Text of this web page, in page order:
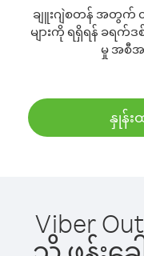
ချူးဂျဲစတန် အတွက်
များကို ရရှိရန် ခရက်
မှု အစီ
နှုန်း
Viber